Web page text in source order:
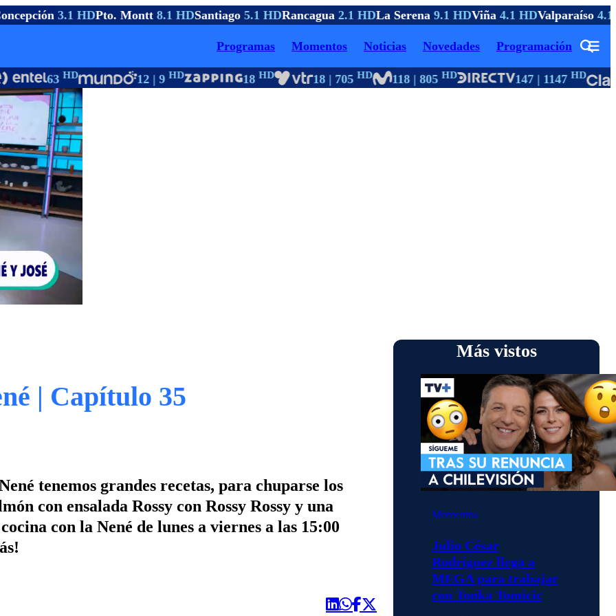
3.1 HDPto. Montt8.1 HDSantiago5.1 HDRancagua2.1 HDLa Serena9.1 HDViña4.1 HDValparaíso4.1
Programas Momentos Noticias Novedades Programación
63HD 12 | 9HD 18HD 18 | 705HD 118 | 805HD 147 | 1147HD
| Capítulo 35
tenemos grandes recetas, para chuparse los
con ensalada Rossy con Rossy Rossy y una
con la Nené de lunes a viernes a las 15:00
Más vistos
Momentos
Julio César
Rodríguez llega a
MEGA para trabajar
con Tonka Tomicic